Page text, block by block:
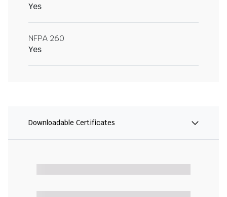
Yes
NFPA 260
Yes
Downloadable Certificates